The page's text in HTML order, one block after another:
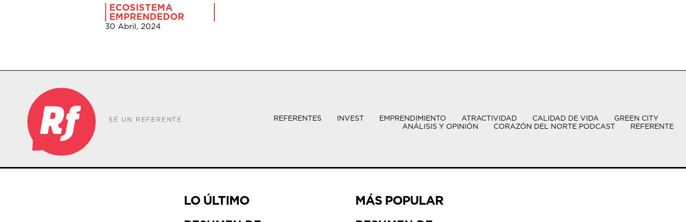
ECOSISTEMA
EMPRENDEDOR
30 Abril, 2024
SÉ UN REFERENTE REFERENTES INVEST EMPRENDIMIENTO ATRACTIVIDAD CALIDAD DE VIDA
GREEN CITY
ANÁLISIS Y OPINIÓN
CORAZÓN DEL NORTE PODCAST REFERENTE
LO ÚLTIMO MÁS POPULAR